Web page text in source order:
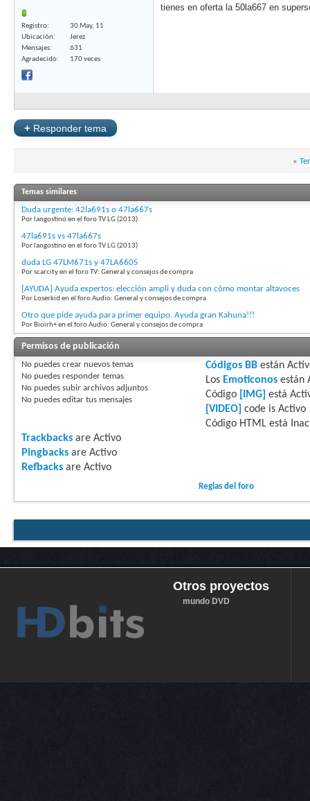
Registro
30 May, 11
Ubicación
Jerez
Mensajes
631
Agradecido
170 veces
tienes en oferta la 50la667 en
+ Responder tema
«
Temas similares
Duda urgente: 42la691s o 47la667s
Por langostino en el foro TV LG (2013)
47la691s vs 47la667s
Por langostino en el foro TV LG (2013)
duda LG 47LM671s y 47LA660S
Por scarcity en el foro TV: General y consejos de compra
[AYUDA] Ayuda expertos: elección ampli y duda con cómo montar altavoces
Por Loserkid en el foro Audio: General y consejos de compra
Otro que pide ayuda para primer equipo. Ayuda gran Kahuna!!!
Por Bioirh+ en el foro Audio: General y consejos de compra
Permisos de publicación
No puedes crear nuevos temas
No puedes responder temas
No puedes subir archivos adjuntos
No puedes editar tus mensajes
Códigos BBestán
Los Emoticonosestán
Código
[IMG] está
[VIDEO] code is Activo
Código HTML está
Trackbacks are Activo
Pingbacks are Activo
Refbacks are Activo
Reglas del foro
Otros proyectos
mundo DVD